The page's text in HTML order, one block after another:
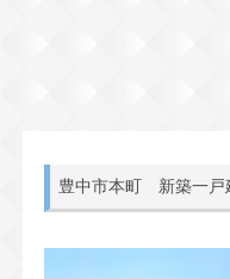
豊中市本町 新築一戸